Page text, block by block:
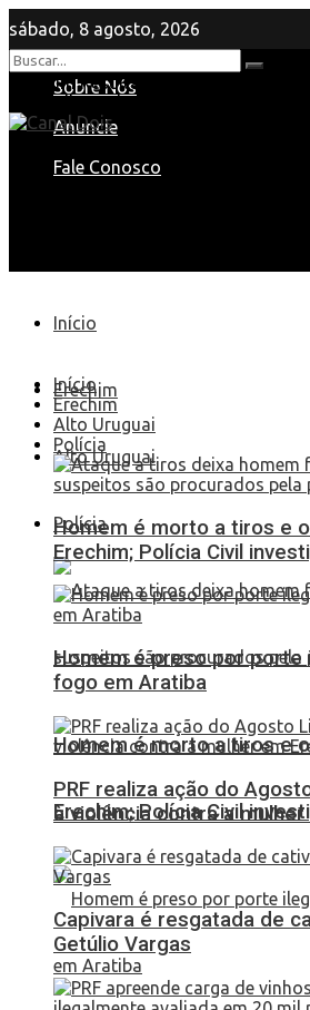
sábado, 8 agosto, 2026
Sobre Nós
Anuncie
Fale Conosco
Nenhum Resultado
View All Result
Início
Erechim
Alto Uruguai
Polícia
Homem é morto a tiros e
Erechim; Polícia Civil
Início
Erechim
Alto Uruguai
Polícia
Homem é morto a tiros e
Erechim; Polícia Civil
Homem é preso por porte
fogo em Aratiba
PRF realiza ação do
à violência contra a mulher
Capivara é resgatada de
Getúlio Vargas